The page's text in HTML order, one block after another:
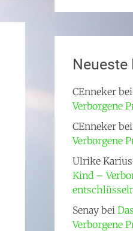
Neueste
CEnnekerbei
Verborgene
CEnnekerbei
Verborgene
Ulrike
Kind –
Senaybei
Verborgene